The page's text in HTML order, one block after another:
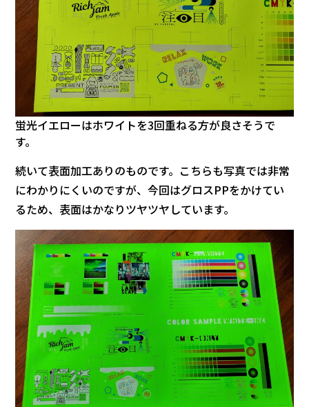
蛍光イエローはホワイトを3回重ねる方が良さそうで
す。
続いて表面加工ありのものです。こちらも写真では非常
にわかりにくいのですが、今回はグロスPPをかけてい
るため、表面はかなりツヤツヤしています。